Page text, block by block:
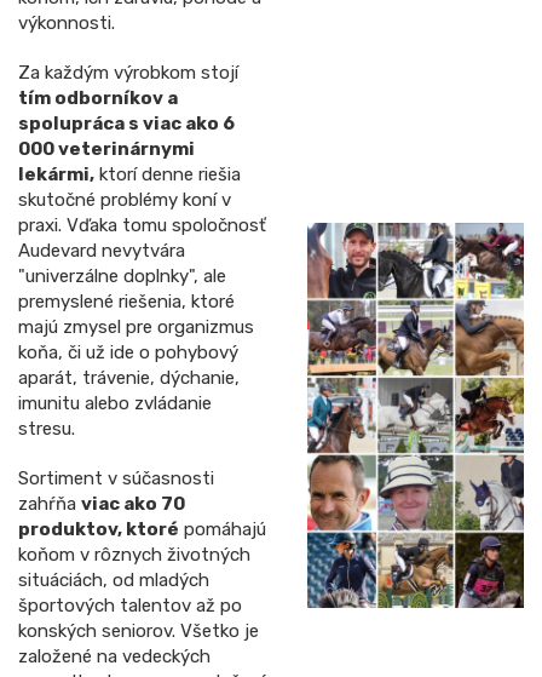
výkonnosti.
Za každým výrobkom stojí
tím odborníkov a
spolupráca s viac ako 6
000 veterinárnymi
lekármi, ktorí denne riešia
skutočné problémy koní v
praxi. Vďaka tomu spoločnosť
Audevard nevytvára
"univerzálne doplnky", ale
premyslené riešenia, ktoré
majú zmysel pre organizmus
koňa, či už ide o pohybový
aparát, trávenie, dýchanie,
imunitu alebo zvládanie
stresu.
Sortiment v súčasnosti
zahŕňa viac ako 70
produktov, ktoré pomáhajú
koňom v rôznych životných
situáciách, od mladých
športových talentov až po
konských seniorov. Všetko je
založené na vedeckých